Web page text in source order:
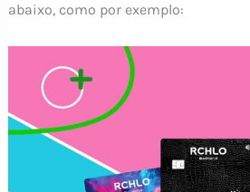
abaixo, como por exemplo: